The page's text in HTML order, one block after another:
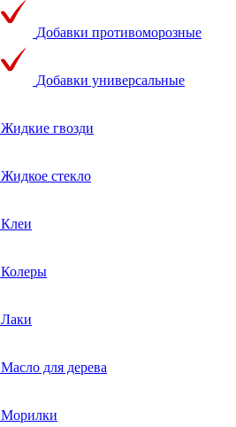
Добавки противоморозные
Добавки универсальные
Жидкие гвозди
Жидкое стекло
Клеи
Колеры
Лаки
Масло для дерева
Морилки